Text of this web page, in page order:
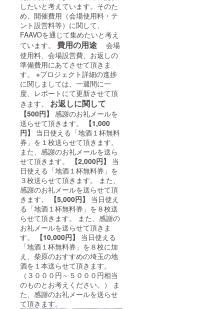
したいと考えています。そのた
め、開催費用（会場使用料・テ
ント設営料等）に関して、
FAAVOを通じて集めたいと考え
ています。 費用の用途 会場
使用料、会場設営費、お返しの
準備費用にあてさせて頂きま
す。 ※プロジェクト詳細の進捗
に関しましては、一週間に一
度、レポートにて更新させて頂
きます。 お返しに関して
【500円】
感謝のお礼メールを
送らせて頂きます。
【1,000
円】
当日使える「地酒１杯無料
券」を１枚送らせて頂きます。
また、感謝のお礼メールを送ら
せて頂きます。
【2,000円】
当
日使える「地酒１杯無料券」を
３枚送らせて頂きます。 また、
感謝のお礼メールを送らせて頂
きます。
【5,000円】
当日使え
る「地酒１杯無料券」を８枚送
らせて頂きます。 また、感謝の
お礼メールを送らせて頂きま
す。
【10,000円】
当日使える
「地酒１杯無料券」を８枚に加
え、柴原のおすすめの埼玉の地
酒を１本送らせて頂きます。
（３０００円～５０００円相当
のものとお考えください。） ま
た、感謝のお礼メールを送らせ
て頂きます。